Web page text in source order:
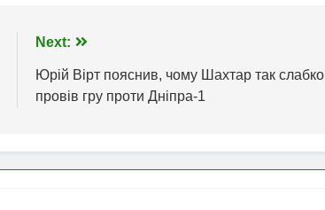
Next:
Юрій Вірт пояснив, чому Шахтар так слабко
провів гру проти Дніпра-1